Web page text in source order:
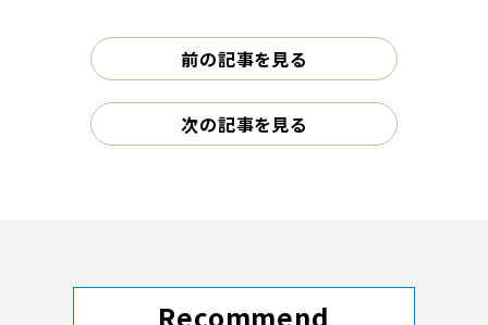
前の記事を見る
次の記事を見る
Recommend